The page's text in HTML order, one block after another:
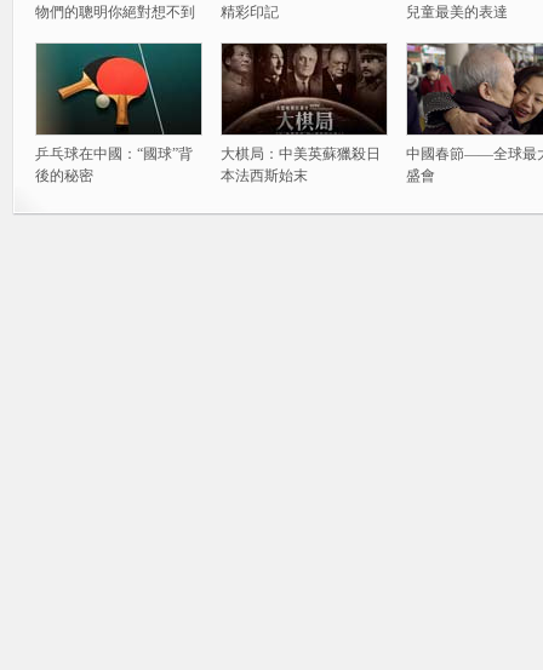
物們的聰明你絕對想不到
精彩印記
兒童最美的表達
乒乓球在中國：“國球”背
後的秘密
大棋局：中美英蘇獵殺日
本法西斯始末
中國春節——全球最
盛會